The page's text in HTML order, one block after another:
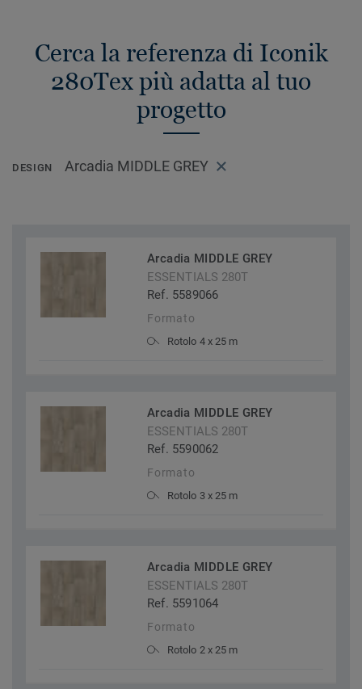
Cerca la referenza di Iconik
280Tex più adatta al tuo
progetto
DESIGN Arcadia MIDDLE GREY
Arcadia MIDDLE GREY
ESSENTIALS 280T
Ref. 5589066
Formato
Rotolo 4 x 25 m
Arcadia MIDDLE GREY
ESSENTIALS 280T
Ref. 5590062
Formato
Rotolo 3 x 25 m
Arcadia MIDDLE GREY
ESSENTIALS 280T
Ref. 5591064
Formato
Rotolo 2 x 25 m